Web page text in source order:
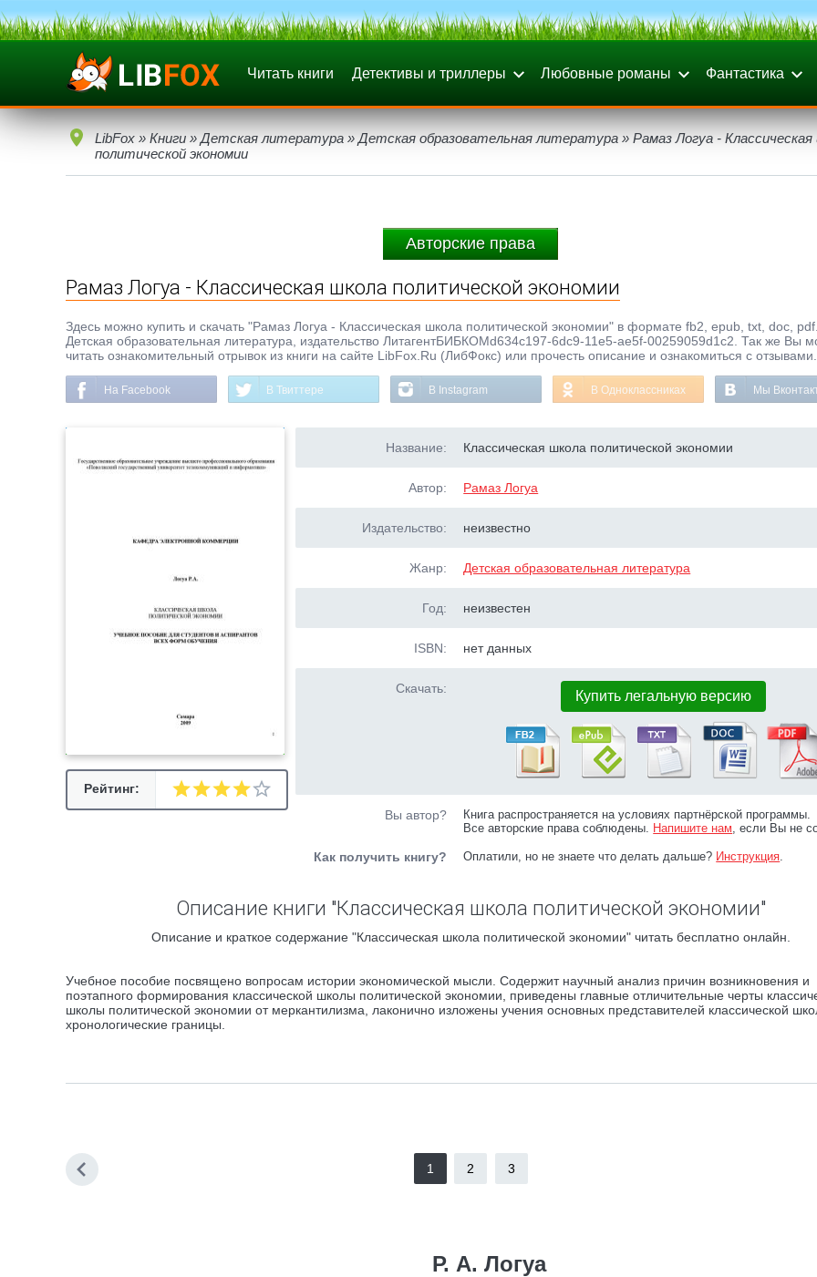
Читать книги Детективы и триллеры Любовные романы Фантастика
LibFox » Книги » Детская литература » Детская образовательная литература » Рамаз Логуа -
политической экономии
Авторские права
Рамаз Логуа - Классическая школа политической экономии
Здесь можно купить и скачать "Рамаз Логуа - Классическая школа политической экономии" в формате fb2, epub, txt, doc,
Детская образовательная литература, издательство ЛитагентБИБКОМd634c197-6dc9-11e5-ae5f-00259059d1c2. Так же Вы
читать ознакомительный отрывок из книги на сайте LibFox.Ru (ЛибФокс) или прочесть описание и ознакомиться с отзывами.
На Facebook В Твиттере В Instagram В Одноклассниках Мы
Рейтинг:
Название: Классическая школа политической экономии
Автор: Рамаз Логуа
Издательство: неизвестно
Жанр: Детская образовательная литература
Год: неизвестен
ISBN: нет данных
Скачать: Купить легальную версию
Вы автор?
Книга распространяется на условиях партнёрской программы.
Все авторские права соблюдены. Напишите нам, если Вы не
Как получить книгу? Оплатили, но не знаете что делать дальше? Инструкция.
Описание книги "Классическая школа политической экономии"
Описание и краткое содержание "Классическая школа политической экономии" читать бесплатно онлайн.
Учебное пособие посвящено вопросам истории экономической мысли. Содержит научный анализ причин возникновения и
поэтапного формирования классической школы политической экономии, приведены главные отличительные черты
школы политической экономии от меркантилизма, лаконично изложены учения основных представителей классической
хронологические границы.
1 2 3
Р. А. Логуа